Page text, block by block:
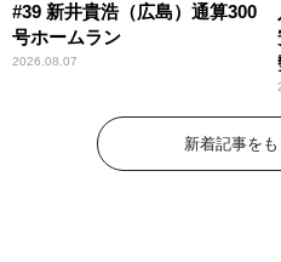
#39 新井貴浩（広島）通算300
号ホームラン
2026.08.07
新着記事を